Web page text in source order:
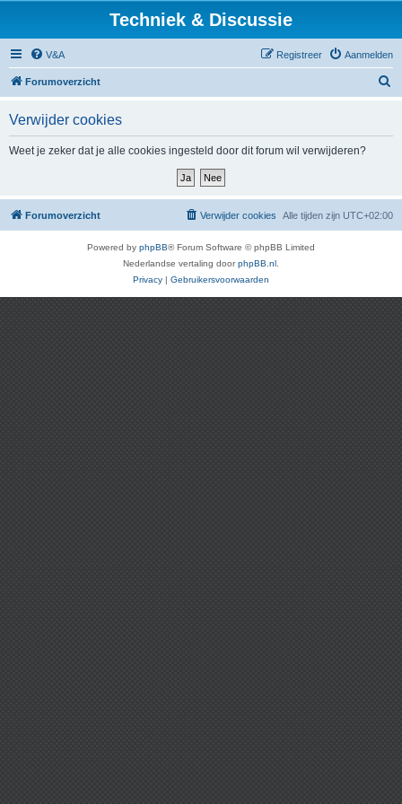
Techniek & Discussie
V&A Aanmelden
Registreer
Forumoverzicht
Verwijder cookies
Weet je zeker dat je alle cookies ingesteld door dit forum wil verwijderen?
Forumoverzicht Alle tijden zijn UTC+02:00
Verwijder cookies
Powered by phpBB® Forum Software © phpBB Limited
Nederlandse vertaling doorphpBB.nl
Privacy | Gebruikersvoorwaarden